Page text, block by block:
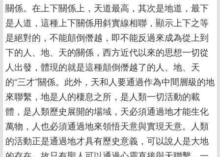
關係。在上下關係上，天道最高，其次是地道，最下
是人道，這種上下關係用斜實線相聯，顯示上下之等
是絕對的，不能顛倒僭越，即不能反過來成為從上到
下的人、地、天的關係，西方近代以來的思想一切從
人出發，體現的就是這種顛倒僭越了的人、地、天
的“三才”關係。此外，天和人要通過作為中間層級的地
來聯繫，地是人的棲息之所，是人類一切活動的載
體，是人類歷史展開的場域，天必須通過地才能生化
萬物，人也必須通過地來領悟天意與實現天意。人類
的活動正是通過地才具有歷史意義，可以說人是大地